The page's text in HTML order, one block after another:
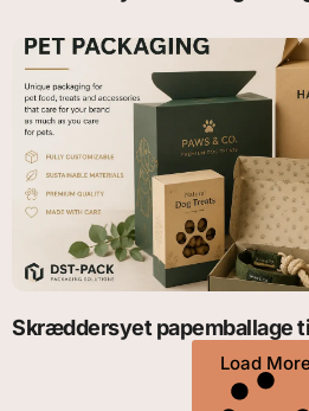
Skræddersyet papemballage
Load More